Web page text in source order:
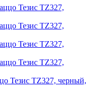
Тезис TZ327, черный,